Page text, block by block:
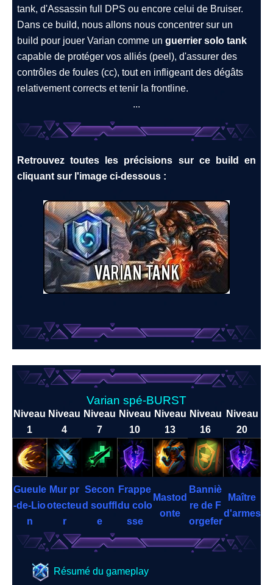
tank, d'Assassin full DPS ou encore celui de Bruiser.
Dans ce build, nous allons nous concentrer sur un
build pour jouer Varian comme un guerrier solo tank
capable de protéger vos alliés (peel), d'assurer des
contrôles de foules (cc), tout en infligeant des dégâts
relativement corrects et tenir la frontline.
...
Retrouvez toutes les précisions sur ce build en
cliquant sur l'image ci-dessous :
Varian spé-BURST
Niveau
1
Niveau
4
Niveau
7
Niveau
10
Niveau
13
Niveau
16
Niveau
20
Gueule
-de-Lio
n
Mur pr
otecteu
r
Secon
d souffl
e
Frappe
du colo
sse
Mastod
onte
Banniè
re de F
orgefer
Maître
d'armes
Résumé du gameplay